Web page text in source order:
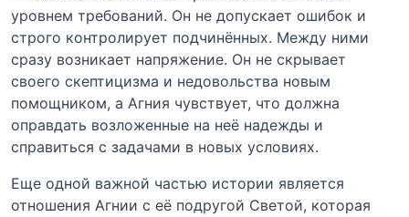
уровнем требований. Он не допускает ошибок и
строго контролирует подчинённых. Между ними
сразу возникает напряжение. Он не скрывает
своего скептицизма и недовольства новым
помощником, а Агния чувствует, что должна
оправдать возложенные на неё надежды и
справиться с задачами в новых условиях.
Еще одной важной частью истории является
отношения Агнии с её подругой Светой, которая